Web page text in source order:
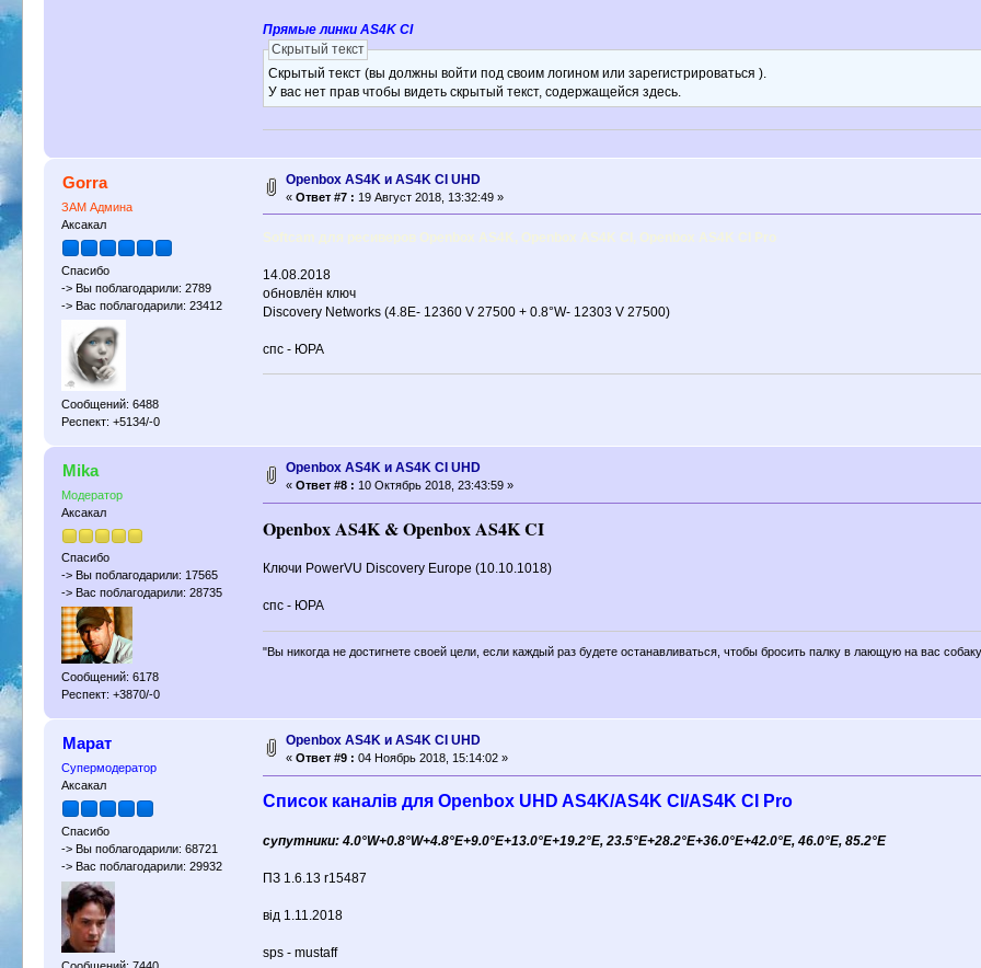
Прямые линки AS4K CI
Скрытый текст
Скрытый текст (вы должны войти под своим логином или зарегистрироваться ).
У вас нет прав чтобы видеть скрытый текст, содержащейся здесь.
Gorra
ЗАМ Админа
Аксакал
Спасибо
-> Вы поблагодарили: 2789
-> Вас поблагодарили: 23412
Сообщений: 6488
Респект: +5134/-0
Openbox AS4K и AS4K CI UHD
«Ответ #7 : 19 Август 2018, 13:32:49 »
Softcam для ресиверов Openbox AS4K, Openbox AS4K CI, Openbox AS4K CI Pro
14.08.2018
обновлён ключ
Discovery Networks (4.8E- 12360 V 27500 + 0.8°W- 12303 V 27500)
спс - ЮРА
Mika
Модератор
Аксакал
Спасибо
-> Вы поблагодарили: 17565
-> Вас поблагодарили: 28735
Сообщений: 6178
Респект: +3870/-0
Openbox AS4K и AS4K CI UHD
«Ответ #8 : 10 Октябрь 2018, 23:43:59 »
Openbox AS4K & Openbox AS4K CI
Ключи PowerVU Discovery Europe (10.10.1018)
спс - ЮРА
"Вы никогда не достигнете своей цели, если каждый раз будете останавливаться, чтобы бросить палку в лающую на вас
Марат
Супермодератор
Аксакал
Спасибо
-> Вы поблагодарили: 68721
-> Вас поблагодарили: 29932
Openbox AS4K и AS4K CI UHD
«Ответ #9 : 04 Ноябрь 2018, 15:14:02 »
Список каналів для Openbox UHD AS4K/AS4K CI/AS4K CI Pro
супутники: 4.0°W+0.8°W+4.8°E+9.0°E+13.0°E+19.2°E, 23.5°E+28.2°E+36.0°E+42.0°E, 46.0°E, 85.2°E
ПЗ 1.6.13 r15487
від 1.11.2018
sps - mustaff